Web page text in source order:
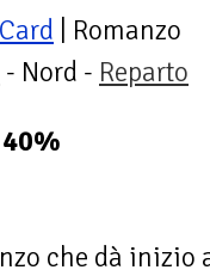
| Romanzo
- Nord - Reparto
40%
che dà inizio